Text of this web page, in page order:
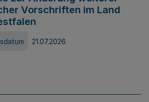
Vorschriften im Land
21.07.2026